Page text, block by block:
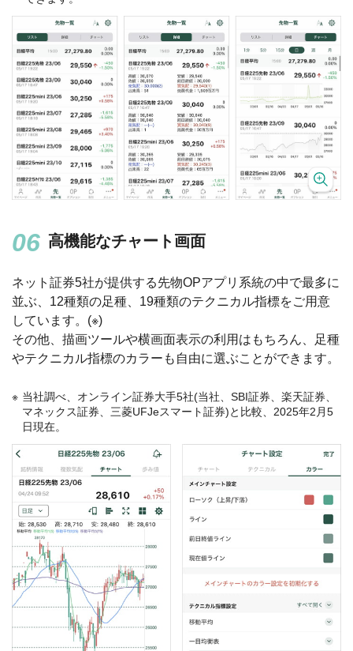
高機能なチャート画面
ネット証券5社が提供する先物OPアプリ系統の中で最多に
並ぶ、12種類の足種、19種類のテクニカル指標をご用意
しています。(※)
その他、描画ツールや横画面表示の利用はもちろん、足種
やテクニカル指標のカラーも自由に選ぶことができます。
当社調べ、オンライン証券大手5社(当社、SBI証券、楽天証券、
マネックス証券、三菱UFJeスマート証券)と比較、2025年2月5
日現在。